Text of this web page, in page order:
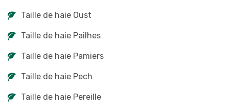
Taille de haie Oust
Taille de haie Pailhes
Taille de haie Pamiers
Taille de haie Pech
Taille de haie Pereille